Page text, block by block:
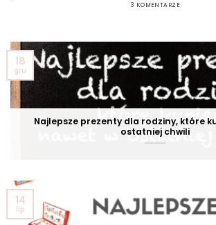
3 KOMENTARZE
Najlepsze prezenty dla rodziny, które
ostatniej chwili
18
gru
14
lip